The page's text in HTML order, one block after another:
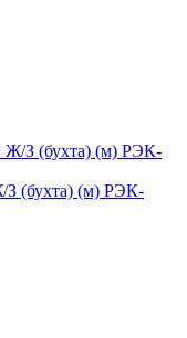
(бухта) (м) РЭК-